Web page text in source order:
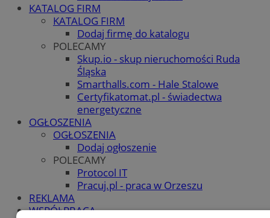
KATALOG FIRM
KATALOG FIRM
Dodaj firmę do katalogu
POLECAMY
Skup.io - skup nieruchomości Ruda
Śląska
Smarthalls.com - Hale Stalowe
Certyfikatomat.pl - świadectwa
energetyczne
OGŁOSZENIA
OGŁOSZENIA
Dodaj ogłoszenie
POLECAMY
Protocol IT
Pracuj.pl - praca w Orzeszu
REKLAMA
WSPÓŁPRACA